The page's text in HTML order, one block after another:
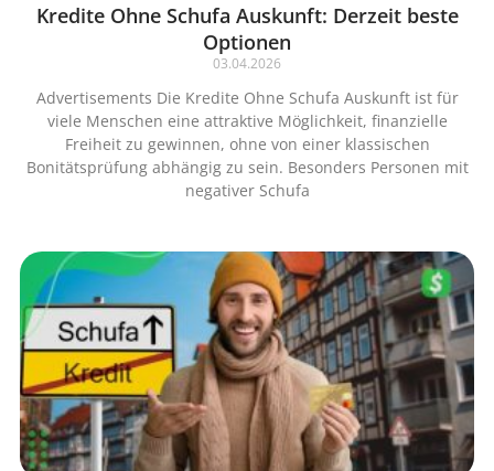
Kredite Ohne Schufa Auskunft: Derzeit beste
Optionen
03.04.2026
Advertisements Die Kredite Ohne Schufa Auskunft ist für
viele Menschen eine attraktive Möglichkeit, finanzielle
Freiheit zu gewinnen, ohne von einer klassischen
Bonitätsprüfung abhängig zu sein. Besonders Personen mit
negativer Schufa